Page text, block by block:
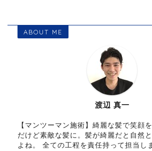
ABOUT ME
渡辺 真一
【マンツーマン施術】綺麗な髪で笑顔
だけど素敵な髪に。髪が綺麗だと自然
よね。 全ての工程を責任持って担当し